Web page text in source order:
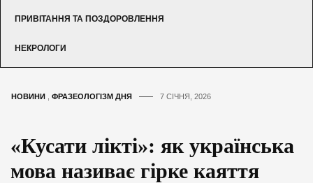
ПРИВІТАННЯ ТА ПОЗДОРОВЛЕННЯ
НЕКРОЛОГИ
НОВИНИ ФРАЗЕОЛОГІЗМ ДНЯ 7 СІЧНЯ, 2026
«Кусати лікті»: як українська
мова називає гірке каяття